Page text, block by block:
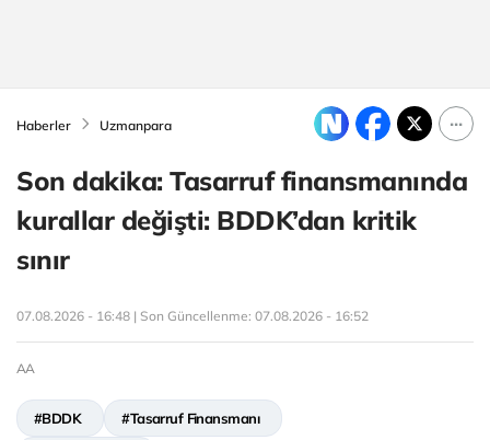
Haberler Uzmanpara
Son dakika: Tasarruf finansmanında
kurallar değişti: BDDK’dan kritik
sınır
07.08.2026 - 16:48 | Son Güncellenme: 07.08.2026 - 16:52
AA
#BDDK #Tasarruf Finansmanı